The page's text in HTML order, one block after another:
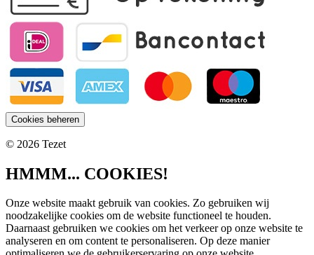
Cookies beheren
© 2026 Tezet
HMMM... COOKIES!
Onze website maakt gebruik van cookies. Zo gebruiken wij
noodzakelijke cookies om de website functioneel te houden.
Daarnaast gebruiken we cookies om het verkeer op onze website te
analyseren en om content te personaliseren. Op deze manier